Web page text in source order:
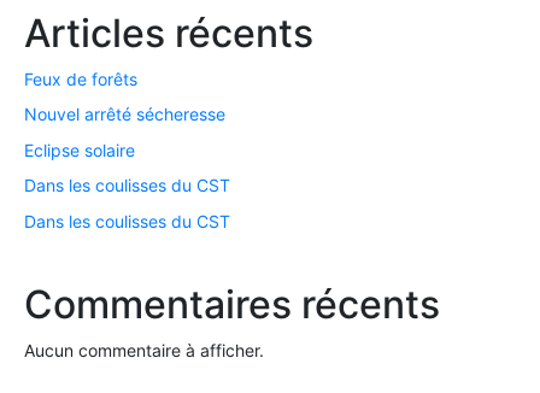
Articles récents
Feux de forêts
Nouvel arrêté sécheresse
Eclipse solaire
Dans les coulisses du CST
Dans les coulisses du CST
Commentaires récents
Aucun commentaire à afficher.